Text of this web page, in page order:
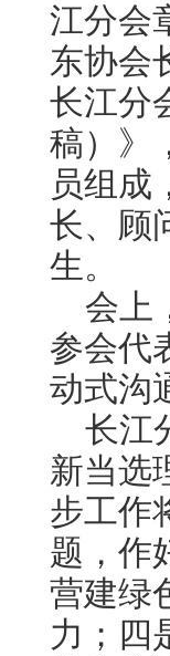
江分会
东协会
长江分
稿）》
员组成
长、顾
生。
会上
参会代
动式沟
长江
新当选
步工作
题，作
营建绿
力；四